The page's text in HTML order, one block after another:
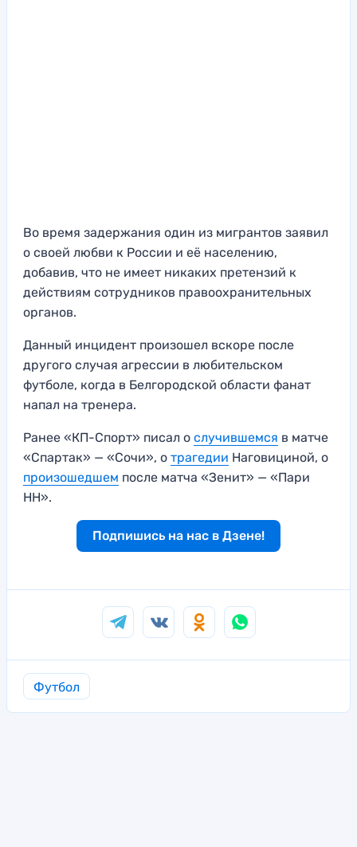
Во время задержания один из мигрантов заявил
о своей любви к России и её населению,
добавив, что не имеет никаких претензий к
действиям сотрудников правоохранительных
органов.
Данный инцидент произошел вскоре после
другого случая агрессии в любительском
футболе, когда в Белгородской области фанат
напал на тренера.
Ранее «КП-Спорт» писал о случившемся в матче
«Спартак» — «Сочи», о трагедии Наговициной, о
произошедшем после матча «Зенит» — «Пари
НН».
Подпишись на нас в Дзене!
Футбол